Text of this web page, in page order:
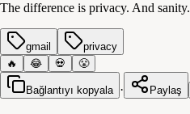
The difference is privacy. And sanity.
gmail
privacy
🔥
😂 💀 😤
Bağlantıyı kopyala · Paylaş